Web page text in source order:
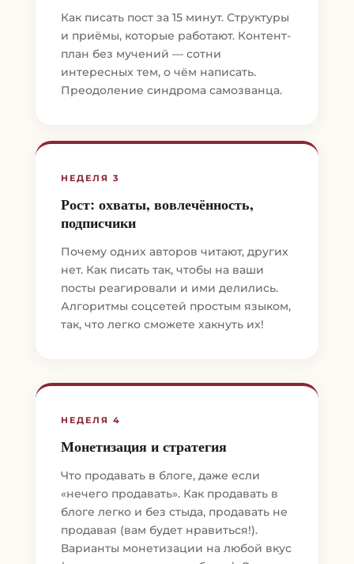
Как писать пост за 15 минут. Структуры
и приёмы, которые работают. Контент-
план без мучений — сотни
интересных тем, о чём написать.
Преодоление синдрома самозванца.
НЕДЕЛЯ 3
Рост: охваты, вовлечённость,
подписчики
Почему одних авторов читают, других
нет. Как писать так, чтобы на ваши
посты реагировали и ими делились.
Алгоритмы соцсетей простым языком,
так, что легко сможете хакнуть их!
НЕДЕЛЯ 4
Монетизация и стратегия
Что продавать в блоге, даже если
«нечего продавать». Как продавать в
блоге легко и без стыда, продавать не
продавая (вам будет нравиться!).
Варианты монетизации на любой вкус